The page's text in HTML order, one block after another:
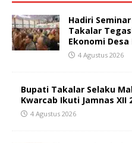
Hadiri
Takalar
Ekonomi
4 Agustus 2026
Bupati Takalar Selaku
Kwarcab Ikuti Jamnas XII
4 Agustus 2026